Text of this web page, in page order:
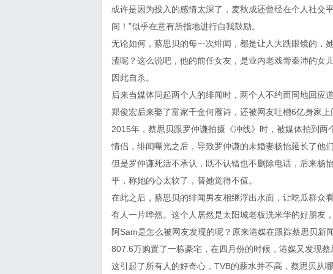
或许是因为投入的感情太深了，麦秋成还曾经在个人社交
间！”似乎在意有所指地进行自我鼓励。
无论如何，蔡思贝的每一次绯闻，都是让人大跌眼镜的，
渣呢？这么说吧，他的前任女友，是业内老戏骨秦沛的女
因此自杀。
后来当媒体问起两个人的绯闻时，两个人不约而同地回应
郑俊宏后来娶了富家千金何雁诗，还被网友吐槽6亿身家上
2015年，蔡思贝跟罗仲谦拍摄《冲线》时，被媒体拍到
情侣，绯闻曝光之后，导致罗仲谦的未婚妻杨怡延长了他
但是罗仲谦死活不承认，既不认错也不删除电话，后来杨
平，称她的心太软了，替她觉得不值。
在此之后，蔡思贝的绯闻男友相继浮出水面，让吃瓜群众
有人一片哗然。这个人居然是太阳城老板洗米华的好朋友
阿Sam是怎么被网友发现的呢？原来港媒在跟踪蔡思贝
807.6万购置了一栋豪宅，在四月份的时候，港媒又发现
这引起了所有人的好奇心，TVB的薪水并不高，蔡思贝从